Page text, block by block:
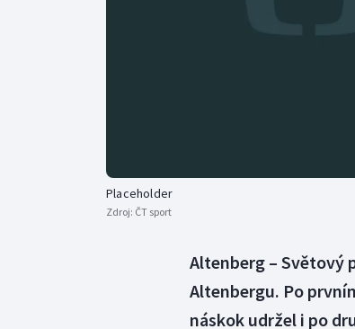
Placeholder
Zdroj: ČT sport
Altenberg – Světový
Altenbergu. Po
náskok udržel i po